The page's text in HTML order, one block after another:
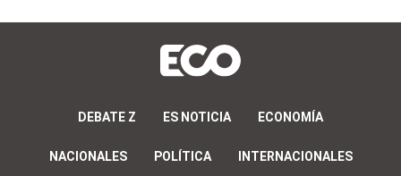
DEBATE Z ES NOTICIA ECONOMÍA
NACIONALES POLÍTICA INTERNACIONALES